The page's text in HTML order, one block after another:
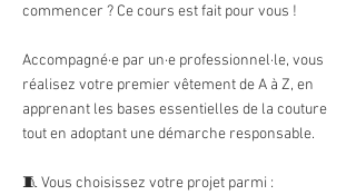
commencer ? Ce cours est fait pour vous !
Accompagné·e par un·e professionnel·le, vous
réalisez votre premier vêtement de A à Z, en
apprenant les bases essentielles de la couture
tout en adoptant une démarche responsable.
🧵 Vous choisissez votre projet parmi :